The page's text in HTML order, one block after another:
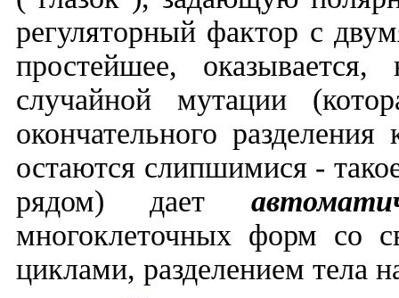
регуляторный фактор с
простейшее, оказывается,
случайной мутации
окончательного
остаются слипшимися -
рядом) дает
многоклеточных форм со
циклами, разделением тела